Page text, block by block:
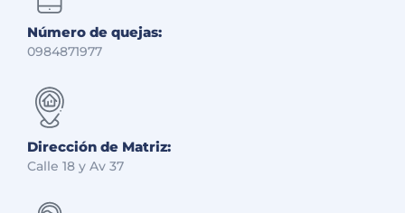
Número de quejas:
0984871977
Dirección de Matriz:
Calle 18 y Av 37